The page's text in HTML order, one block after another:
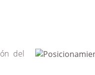
del